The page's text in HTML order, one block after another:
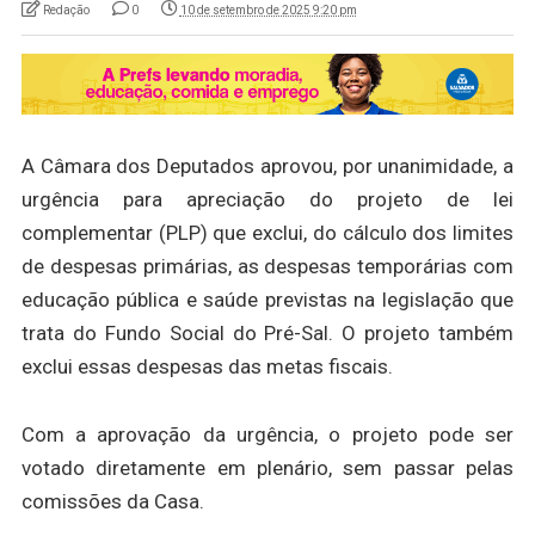
Redação 0 10 de setembro de 2025 9:20 pm
A Câmara dos Deputados aprovou, por unanimidade, a
urgência para apreciação do projeto de lei
complementar (PLP) que exclui, do cálculo dos limites
de despesas primárias, as despesas temporárias com
educação pública e saúde previstas na legislação que
trata do Fundo Social do Pré-Sal. O projeto também
exclui essas despesas das metas fiscais.
Com a aprovação da urgência, o projeto pode ser
votado diretamente em plenário, sem passar pelas
comissões da Casa.